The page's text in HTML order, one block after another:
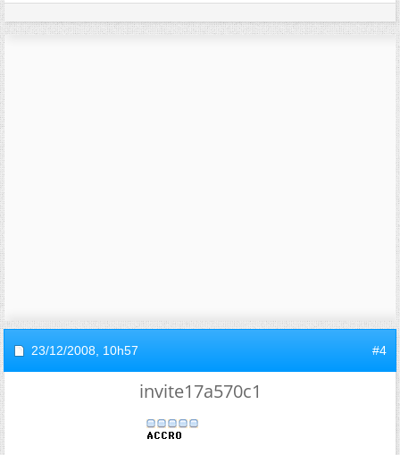
23/12/2008, 10h57 #4
invite17a570c1